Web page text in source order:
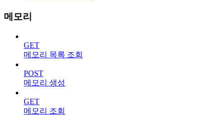
메모리
GET
메모리 목록 조회
POST
메모리 생성
GET
메모리 조회